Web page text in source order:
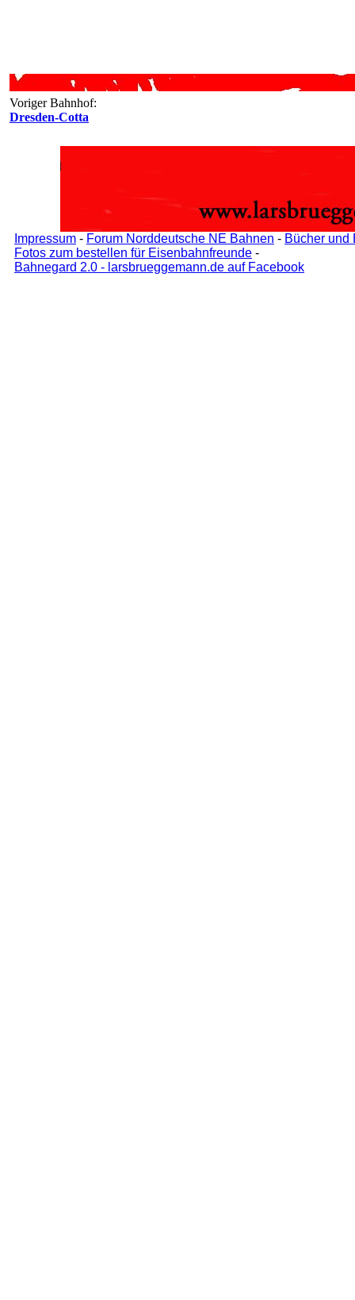
Voriger Bahnhof:
Dresden-Cotta
Impressum - Forum Norddeutsche NE Bahnen - Bücher und
Fotos zum bestellen für Eisenbahnfreunde -
Bahnegard 2.0 - larsbrueggemann.de auf Facebook